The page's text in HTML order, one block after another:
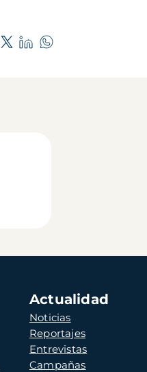
Actualidad
Noticias
Reportajes
Entrevistas
Campañas